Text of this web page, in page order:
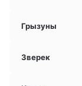
Грызуны
Зверек